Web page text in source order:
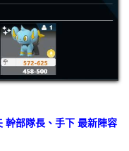
幹部隊長、手下 最新陣容